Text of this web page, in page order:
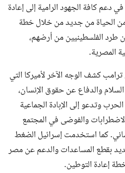
كافة الجهود الرامية إلى إعادة
الحياة من جديد من خلال خطة
طرد الفلسطينيين من أرضهم،
المصرية.
كشف الوجه الآخر لأميركا التي
والدفاع عن حقوق الإنسان،
وتدعو إلى الإبادة الجماعية
والفوضى في المجتمع
كما استخدمت إسرائيل الضغط
بقطع المساعدات والدعم عن مصر
إعادة التوطين.